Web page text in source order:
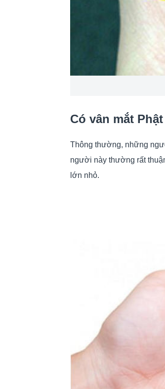
Có vân mắt
Thông thường, những
người này thường rất
lớn nhỏ.